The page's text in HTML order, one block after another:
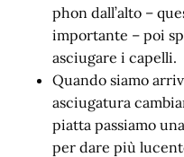
phon dall’alto –
importante – poi
asciugare i capelli.
Quando siamo
asciugatura
piatta passiamo
per dare più